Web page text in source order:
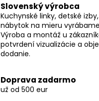
Slovenský výrobca
Kuchynské linky, detské
nábytok na mieru
Výroba a montáž u
potvrdení vizualizácie a
dodanie.
Doprava zadarmo
už od 500 eur